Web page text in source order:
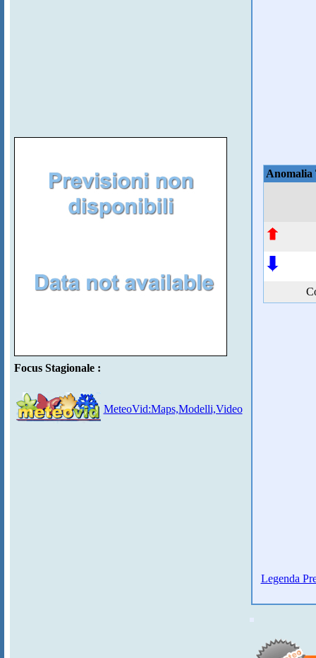
Focus Stagionale :
MeteoVid:Maps,Modelli,Video
Anomalia
Legenda